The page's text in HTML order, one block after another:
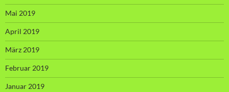
Mai 2019
April 2019
März 2019
Februar 2019
Januar 2019